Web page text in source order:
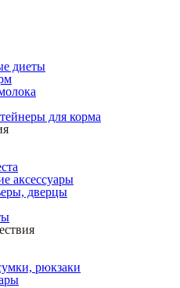
диеты
для корма
аксессуары
дверцы
рюкзаки